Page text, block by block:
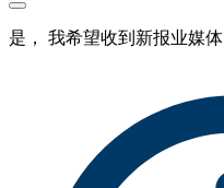
是， 我希望收到新报业媒体